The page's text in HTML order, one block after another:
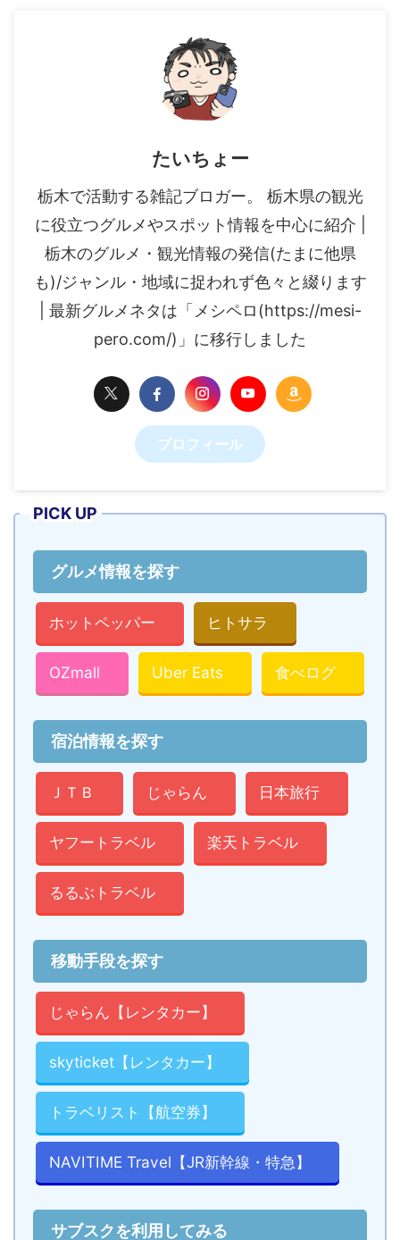
たいちょー
栃木で活動する雑記ブロガー。 栃木県の観光
に役立つグルメやスポット情報を中心に紹介 |
栃木のグルメ・観光情報の発信(たまに他県
も)/ジャンル・地域に捉われず色々と綴ります
| 最新グルメネタは「メシペロ(https://mesi-
pero.com/)」に移行しました
プロフィール
PICK UP
グルメ情報を探す
ホットペッパー ヒトサラ
OZmall Uber Eats 食べログ
宿泊情報を探す
ＪＴＢ じゃらん 日本旅行
ヤフートラベル 楽天トラベル
るるぶトラベル
移動手段を探す
じゃらん【レンタカー】
skyticket【レンタカー】
トラベリスト【航空券】
NAVITIME Travel【JR新幹線・特急】
サブスクを利用してみる